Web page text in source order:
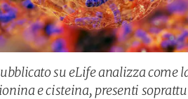
su eLife analizza come
e cisteina, presenti